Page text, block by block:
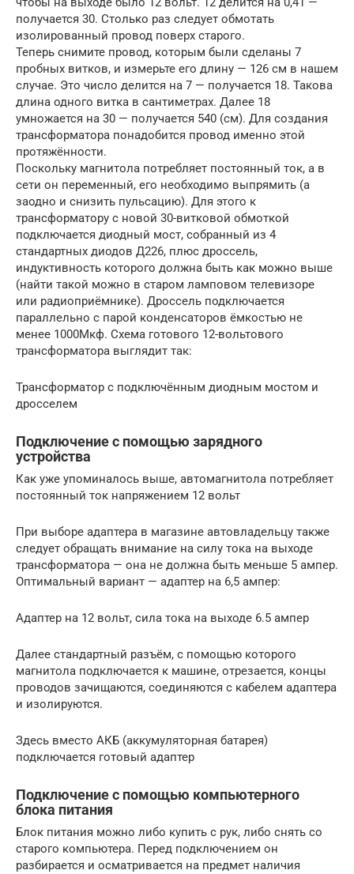
получается 30. Столько раз следует обмотать
изолированный провод поверх старого.
Теперь снимите провод, которым были сделаны 7
пробных витков, и измерьте его длину — 126 см в нашем
случае. Это число делится на 7 — получается 18. Такова
длина одного витка в сантиметрах. Далее 18
умножается на 30 — получается 540 (см). Для создания
трансформатора понадобится провод именно этой
протяжённости.
Поскольку магнитола потребляет постоянный ток, а в
сети он переменный, его необходимо выпрямить (а
заодно и снизить пульсацию). Для этого к
трансформатору с новой 30-витковой обмоткой
подключается диодный мост, собранный из 4
стандартных диодов Д226, плюс дроссель,
индуктивность которого должна быть как можно выше
(найти такой можно в старом ламповом телевизоре
или радиоприёмнике). Дроссель подключается
параллельно с парой конденсаторов ёмкостью не
менее 1000Мкф. Схема готового 12-вольтового
трансформатора выглядит так:
Трансформатор с подключённым диодным мостом и
дросселем
Подключение с помощью зарядного
устройства
Как уже упоминалось выше, автомагнитола потребляет
постоянный ток напряжением 12 вольт
При выборе адаптера в магазине автовладельцу также
следует обращать внимание на силу тока на выходе
трансформатора — она не должна быть меньше 5 ампер.
Оптимальный вариант — адаптер на 6,5 ампер:
Адаптер на 12 вольт, сила тока на выходе 6.5 ампер
Далее стандартный разъём, с помощью которого
магнитола подключается к машине, отрезается, концы
проводов зачищаются, соединяются с кабелем адаптера
и изолируются.
Здесь вместо АКБ (аккумуляторная батарея)
подключается готовый адаптер
Подключение с помощью компьютерного
блока питания
Блок питания можно либо купить с рук, либо снять со
старого компьютера. Перед подключением он
разбирается и осматривается на предмет наличия